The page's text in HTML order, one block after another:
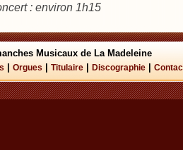
: environ 1h15
Musicaux de La Madeleine
Orgues Titulaire Discographie